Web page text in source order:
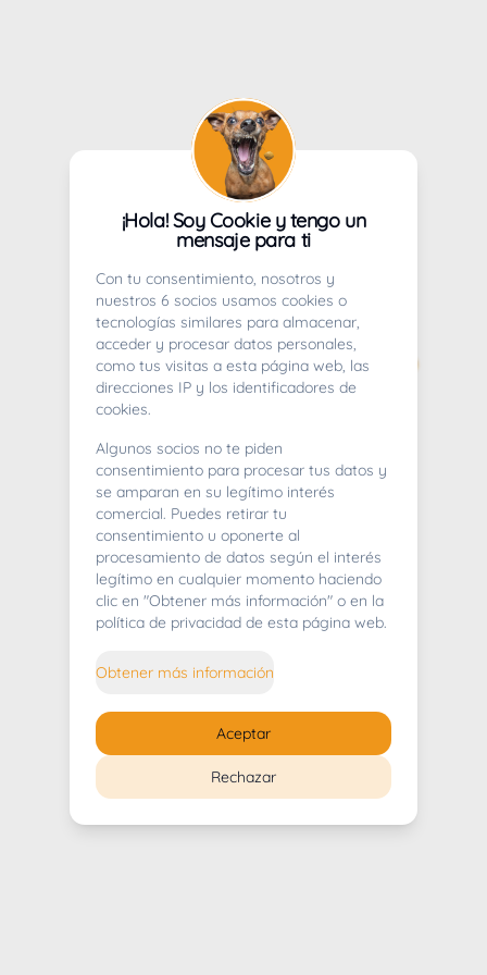
404
Whoops! Lo sentimos mucho.
¡Hola! Soy Cookie y tengo un
mensaje para ti
Con tu consentimiento, nosotros y
nuestros 6 socios usamos cookies o
tecnologías similares para almacenar,
acceder y procesar datos personales,
como tus visitas a esta página web, las
direcciones IP y los identificadores de
cookies.
Algunos socios no te piden
consentimiento para procesar tus datos y
se amparan en su legítimo interés
comercial. Puedes retirar tu
consentimiento u oponerte al
procesamiento de datos según el interés
legítimo en cualquier momento haciendo
clic en "Obtener más información" o en la
política de privacidad de esta página web.
Obtener más información
Rechazar
Aceptar